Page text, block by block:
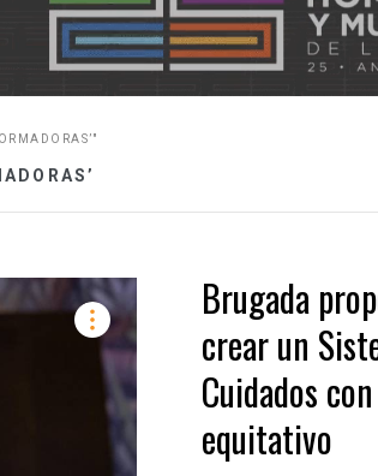
Brugada
crear un
Cuidados
equitativo